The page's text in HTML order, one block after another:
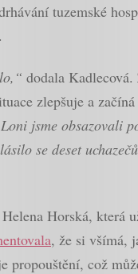
tuzemské
dodala Kadlecová.
zlepšuje a
jsme obsazovali
se deset
Horská, která
, že si všímá,
propouštění, což